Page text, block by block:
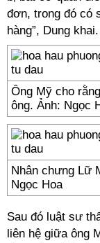
đơn, trong đó có
hàng”, Dung khai.
Ông Mỹ cho
ông. Ảnh: Ngọc
Nhân chưng Lữ
Ngọc Hoa
Sau đó luật sư
liên hệ giữa ông